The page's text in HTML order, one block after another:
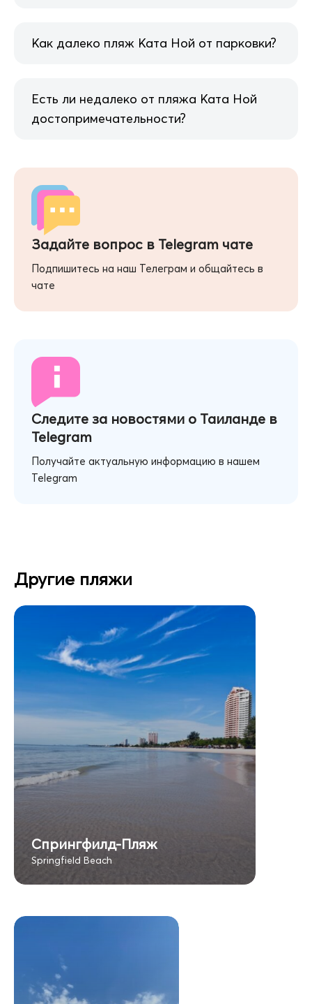
Как далеко пляж Ката Ной от парковки?
Есть ли недалеко от пляжа Ката Ной
достопримечательности?
Задайте вопрос в Telegram чате
Подпишитесь на наш Телеграм и общайтесь в
чате
Следите за новостями о Таиланде в
Telegram
Получайте актуальную информацию в нашем
Telegram
Другие пляжи
Спрингфилд-Пляж
Springfield Beach